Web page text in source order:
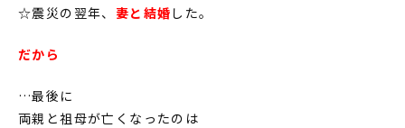
☆震災の翌年、 妻と結婚 した。
だから
…最後に
両親と祖母が亡くなったのは